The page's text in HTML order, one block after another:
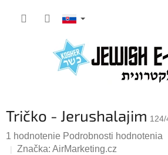
Tričko - Jerushalajim 124/
Priemerné
hodnotenie
1 hodnotenie Podrobnosti hodnotenia
Značka: AirMarketing.cz